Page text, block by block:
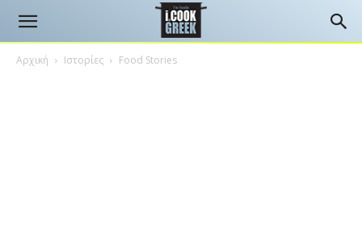
Αρχική Ιστορίες Food Stories